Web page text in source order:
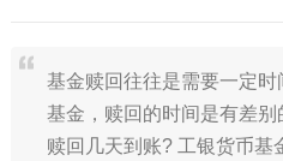
基金赎回往往是需要一定
基金，赎回的时间是有差
赎回几天到账? 工银货币基